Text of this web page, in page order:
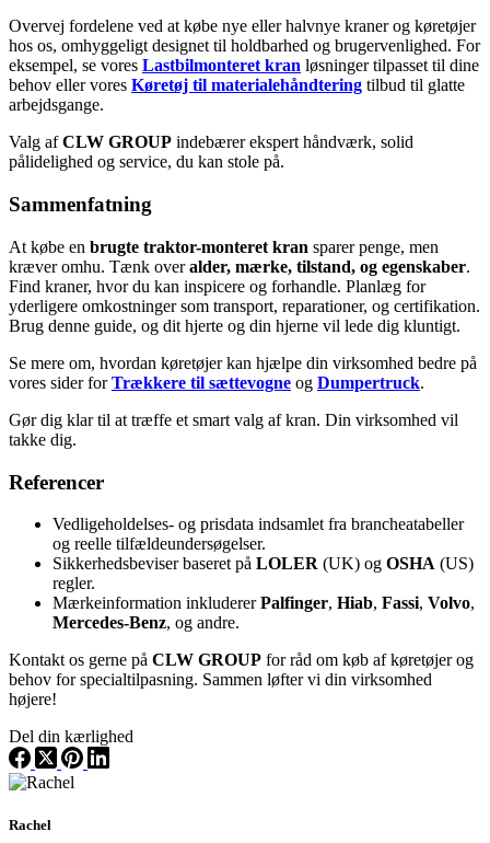
Overvej fordelene ved at købe nye eller halvnye kraner og køretøjer
hos os, omhyggeligt designet til holdbarhed og brugervenlighed. For
eksempel, se vores Lastbilmonteret kran løsninger tilpasset til dine
behov eller vores Køretøj til materialehåndtering tilbud til glatte
arbejdsgange.
Valg afCLW GROUP indebærer ekspert håndværk, solid
pålidelighed og service, du kan stole på.
Sammenfatning
At købe en brugte traktor-monteret kran sparer penge, men
kræver omhu. Tænk overalder, mærke, tilstand, og egenskaber.
Find kraner, hvor du kan inspicere og forhandle. Planlæg for
yderligere omkostninger som transport, reparationer, og certifikation.
Brug denne guide, og dit hjerte og din hjerne vil lede dig kluntigt.
Se mere om, hvordan køretøjer kan hjælpe din virksomhed bedre på
vores sider forTrækkere til sættevogne og Dumpertruck.
Gør dig klar til at træffe et smart valg af kran. Din virksomhed vil
takke dig.
Referencer
Vedligeholdelses- og prisdata indsamlet fra brancheatabeller
og reelle tilfældeundersøgelser.
Sikkerhedsbeviser baseret på LOLER (UK) og OSHA (US)
regler.
Mærkeinformation inkludererPalfinger, Hiab, Fassi, Volvo,
Mercedes-Benz, og andre.
Kontakt os gerne på CLW GROUP for råd om køb af køretøjer og
behov for specialtilpasning. Sammen løfter vi din virksomhed
højere!
Del din kærlighed
Rachel